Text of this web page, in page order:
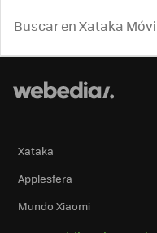
Xataka
Applesfera
Mundo Xiaomi